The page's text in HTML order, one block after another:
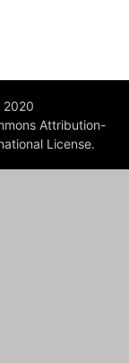
2020
Attribution-
License.